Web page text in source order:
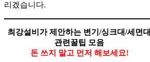
리겠습니다.
최강설비가 제안하는 변기/싱크대/세면대
관련꿀팁 모음
돈 쓰지 말고 먼저 해보세요!